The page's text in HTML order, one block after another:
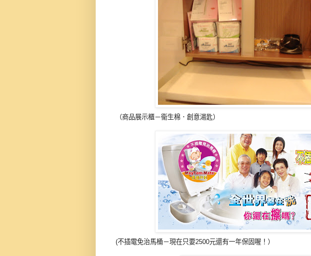
（商品展示櫃－衞生棉．創意湯匙）
(不插電免治馬桶－現在只要2500元還有一年保固喔！）